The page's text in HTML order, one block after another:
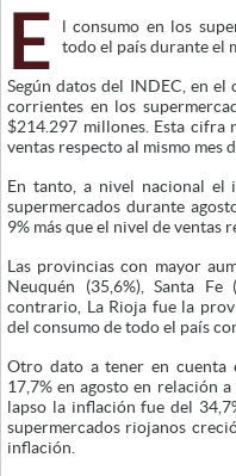
E
l consumo en los
todo el país durante el
Según datos del INDEC, en
corrientes en los
$214.297 millones. Esta cifra
ventas respecto al mismo mes
En tanto, a nivel nacional el
supermercados durante
9% más que el nivel de ventas
Las provincias con mayor
Neuquén (35,6%), Santa
contrario, La Rioja fue la
del consumo de todo el país
Otro dato a tener en cuenta
17,7% en agosto en relación
lapso la inflación fue del
supermercados riojanos
inflación.